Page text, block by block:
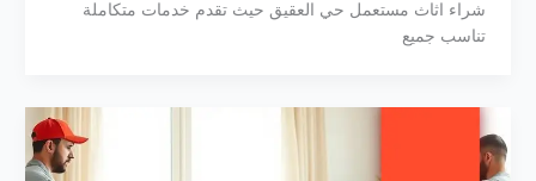
شراء اثاث مستعمل حي العقيق حيث تقدم خدمات متكاملة
تناسب جميع